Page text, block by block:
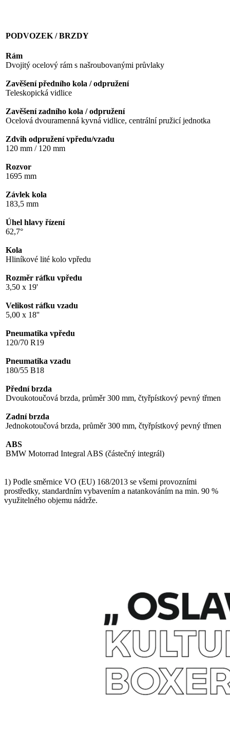
PODVOZEK / BRZDY
Rám
Dvojitý ocelový rám s našroubovanými průvlaky
Zavěšení předního kola / odpružení
Teleskopická vidlice
Zavěšení zadního kola / odpružení
Ocelová dvouramenná kyvná vidlice, centrální pružicí jednotka
Zdvih odpružení vpředu/vzadu
120 mm / 120 mm
Rozvor
1695 mm
Závlek kola
183,5 mm
Úhel hlavy řízení
62,7°
Kola
Hliníkové lité kolo vpředu
Rozměr ráfku vpředu
3,50 x 19'
Velikost ráfku vzadu
5,00 x 18''
Pneumatika vpředu
120/70 R19
Pneumatika vzadu
180/55 B18
Přední brzda
Dvoukotoučová brzda, průměr 300 mm, čtyřpístkový pevný třmen
Zadní brzda
Jednokotoučová brzda, průměr 300 mm, čtyřpístkový pevný třmen
ABS
BMW Motorrad Integral ABS (částečný integrál)
1) Podle směrnice VO (EU) 168/2013 se všemi provozními
prostředky, standardním vybavením a natankováním na min. 90 %
využitelného objemu nádrže.